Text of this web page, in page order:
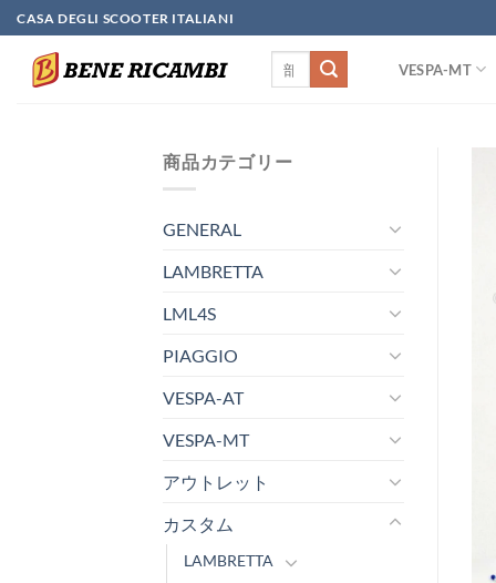
Skip
to
content
CASA DEGLI SCOOTER ITALIANI
VESPA-MT
商品カテゴリー
GENERAL
LAMBRETTA
LML4S
PIAGGIO
VESPA-AT
VESPA-MT
アウトレット
カスタム
LAMBRETTA